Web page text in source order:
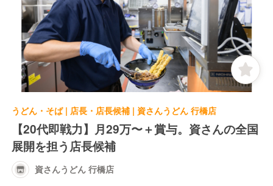
うどん・そば | 店長・店長候補 | 資さんうどん 行橋店
【20代即戦力】月29万〜＋賞与。資さんの全国
展開を担う店長候補
資さんうどん 行橋店